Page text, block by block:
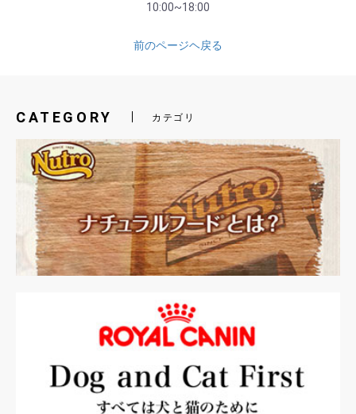
10:00~18:00
前のページヘ戻る
CATEGORY カテゴリ